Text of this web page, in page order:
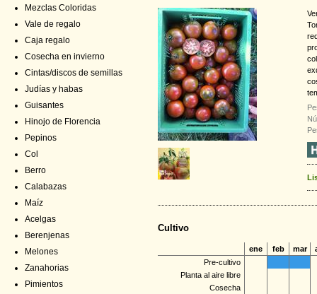
Mezclas Coloridas
Vale de regalo
Caja regalo
Cosecha en invierno
Cintas/discos de semillas
Judías y habas
Guisantes
Hinojo de Florencia
Pepinos
Col
Berro
Calabazas
Maíz
Acelgas
Berenjenas
Melones
Zanahorias
Pimientos
Cultivo
ene feb mar
Pre-cultivo
Planta al aire libre
Cosecha